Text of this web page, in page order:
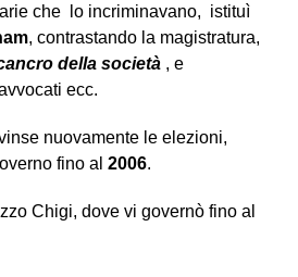
che lo incriminavano, istituì
, contrastando la magistratura,
della società, e
ecc.
nuovamente le elezioni,
fino al 2006.
Chigi, dove vi governò fino al